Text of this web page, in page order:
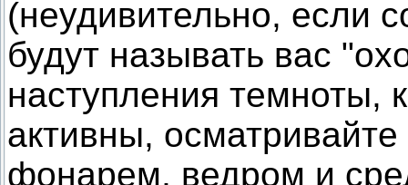
(неудивительно, если
будут называть вас
наступления темноты,
активны,
фонарем, ведром и